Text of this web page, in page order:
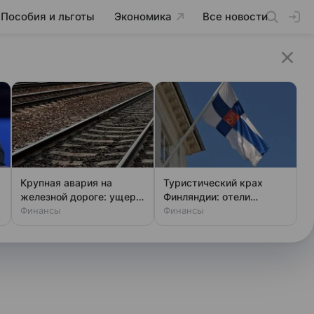
Пособия и льготы Экономика Все новости
Крупная авария на
железной дороге: ущерб
и последствия
Финансы
Туристический крах
Финляндии: отели
пустуют без россиян
Финансы